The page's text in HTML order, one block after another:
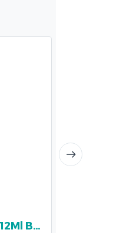
Gcnails - Esmalte 12Ml Bel Color #53